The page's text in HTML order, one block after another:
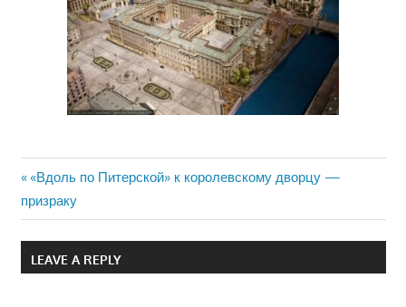
Навигация
по
записям
Previous
Post:
«Вдоль по Питерской» к королевскому дворцу —
призраку
LEAVE A REPLY